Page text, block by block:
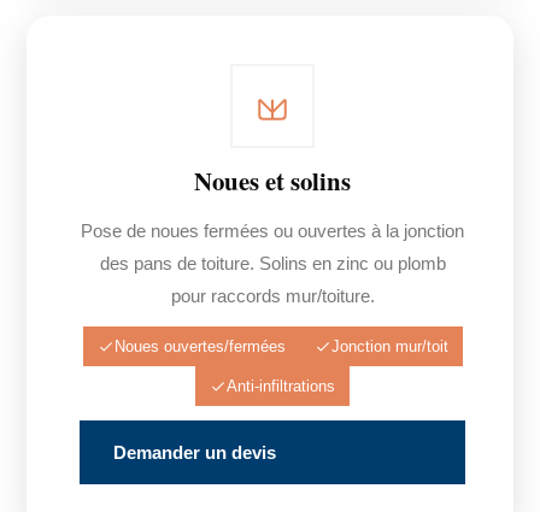
Noues et solins
Pose de noues fermées ou ouvertes à la jonction
des pans de toiture. Solins en zinc ou plomb
pour raccords mur/toiture.
Noues ouvertes/fermées Jonction mur/toit
Anti-infiltrations
Demander un devis